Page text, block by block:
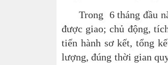
Trong 6 tháng đầu
được giao; chủ động,
tiến hành sơ kết, tổng
lượng, đúng thời gian